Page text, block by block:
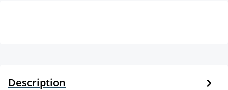
Description